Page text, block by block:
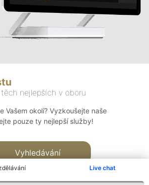
Live chat
nejlepších v oboru
Vašem okolí? Vyzkoušejte naše
pouze ty nejlepší služby!
Vyhledávání